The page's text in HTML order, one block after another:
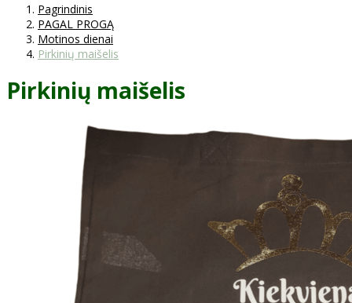
Pagrindinis
PAGAL PROGĄ
Motinos dienai
Pirkinių maišelis
Pirkinių maišelis